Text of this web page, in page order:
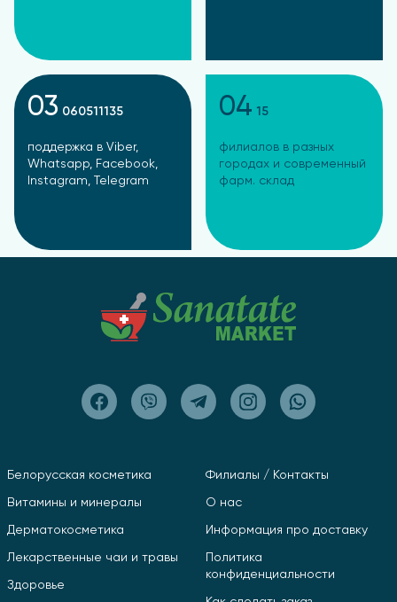
03 060511135
поддержка в Viber,
Whatsapp, Facebook,
Instagram, Telegram
04 15
филиалов в разных
городах и современный
фарм. склад
Белорусская косметика
Витамины и минералы
Дерматокосметика
Лекарственные чаи и травы
Здоровье
Филиалы / Контакты
О нас
Информация про доставку
Политика
конфиденциальности